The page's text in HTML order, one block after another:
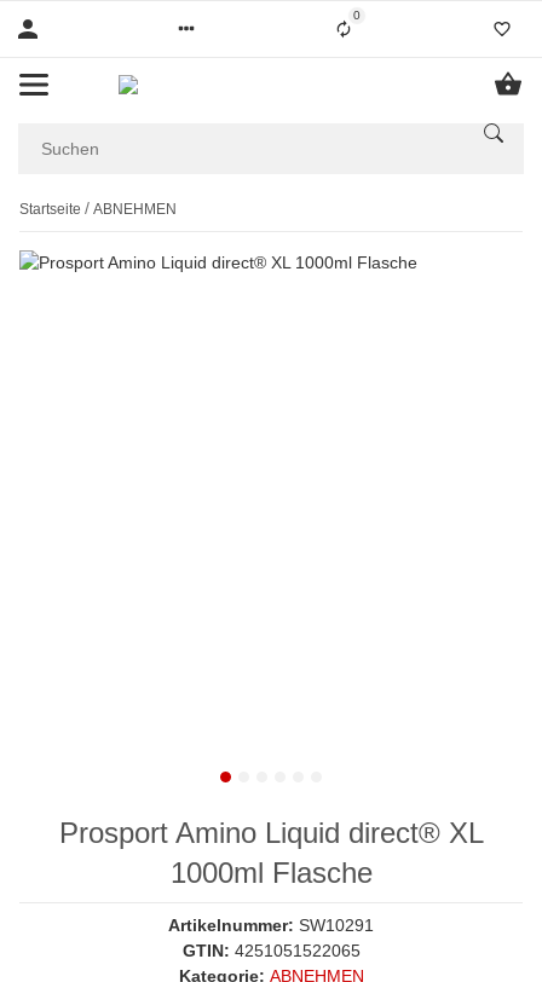
0
Startseite ABNEHMEN
Prosport Amino Liquid direct® XL
1000ml Flasche
Artikelnummer: SW10291
GTIN: 4251051522065
Kategorie: ABNEHMEN